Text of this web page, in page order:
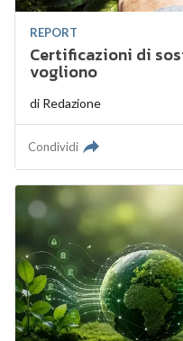
REPORT
Certificazioni di
vogliono
di Redazione
Condividi